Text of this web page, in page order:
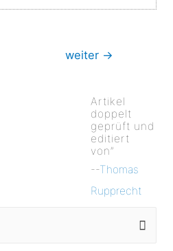
weiter →
Artikel
doppelt
geprüft und
editiert
von”
--Thomas
Rupprecht